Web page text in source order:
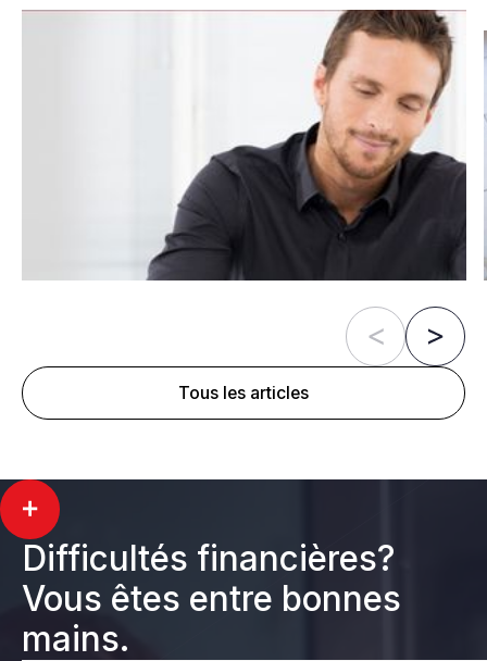
Tous les articles
Difficultés financières?
Vous êtes entre bonnes
mains.